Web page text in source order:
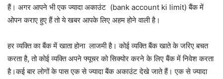
हैं। अगर आपने भी एक ज्यादा अकाउंट (bank account ki limit) बैंक में
ओपन कराए हुए हैं तो ये खबर आपके लिए अहम होने वाली है।
हर व्यक्ति का बैंक में खाता होना लाजमी है। कोई व्यक्ति बैंक खाते के जरिए बचत
करता है, तो कोई व्यक्ति अपने फ्यूचर को सिक्योर करने के लिए बैंक में निवेश करता
है।कई बार लोगों के पास एक से ज्यादा बैंक अकाउंट देखे जाते हैं। एक से ज्यादा